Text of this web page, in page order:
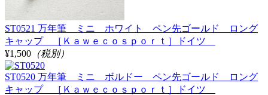
ST0521 万年筆 ミニ ホワイト ペン先ゴールド ロング
キャップ ［Ｋａｗｅｃｏｓｐｏｒｔ］ドイツ
¥1,500 （税別）
ST0520 万年筆 ミニ ボルドー ペン先ゴールド ロング
キャップ ［Ｋａｗｅｃｏｓｐｏｒｔ］ドイツ